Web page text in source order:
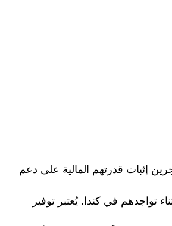
إثبات قدرتهم المالية على دعم
تواجدهم في كندا. يُعتبر توفير